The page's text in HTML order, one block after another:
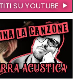
SU YOUTUBE